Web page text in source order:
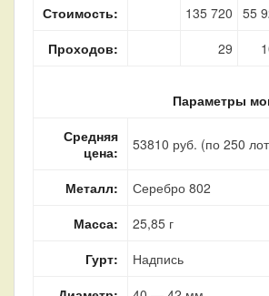
Стоимость: 135 720 55
Проходов:
29
Параметры
Средняя
цена:
53810 руб. (по 250
Металл:
Серебро 802
Масса:
25,85 г
Гурт:
Надпись